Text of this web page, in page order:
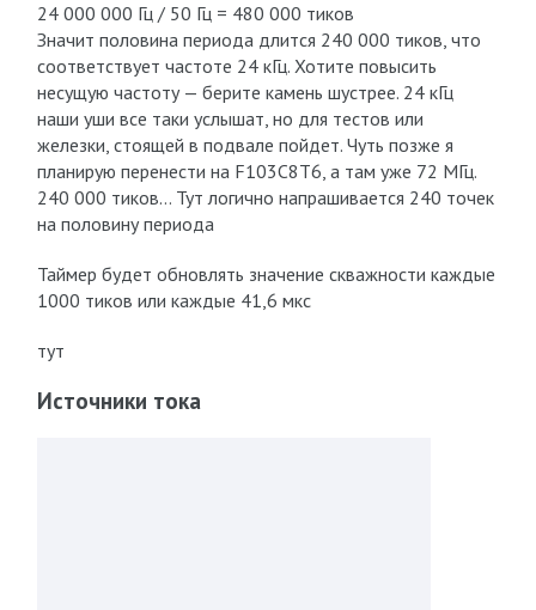
24 000 000 Гц / 50 Гц = 480 000 тиков
Значит половина периода длится 240 000 тиков, что
соответствует частоте 24 кГц. Хотите повысить
несущую частоту — берите камень шустрее. 24 кГц
наши уши все таки услышат, но для тестов или
железки, стоящей в подвале пойдет. Чуть позже я
планирую перенести на F103C8T6, а там уже 72 МГц.
240 000 тиков… Тут логично напрашивается 240 точек
на половину периода
Таймер будет обновлять значение скважности каждые
1000 тиков или каждые 41,6 мкс
тут
Источники тока